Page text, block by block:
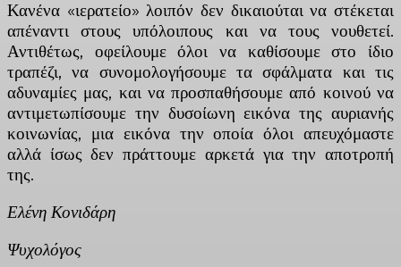
Κανένα «ιερατείο» λοιπόν δεν δικαιούται να στέκεται
απέναντι στους υπόλοιπους και να τους νουθετεί.
Αντιθέτως, οφείλουμε όλοι να καθίσουμε στο ίδιο
τραπέζι, να συνομολογήσουμε τα σφάλματα και τις
αδυναμίες μας, και να προσπαθήσουμε από κοινού να
αντιμετωπίσουμε την δυσοίωνη εικόνα της αυριανής
κοινωνίας, μια εικόνα την οποία όλοι απευχόμαστε
αλλά ίσως δεν πράττουμε αρκετά για την αποτροπή
της.
Ελένη Κονιδάρη
Ψυχολόγος